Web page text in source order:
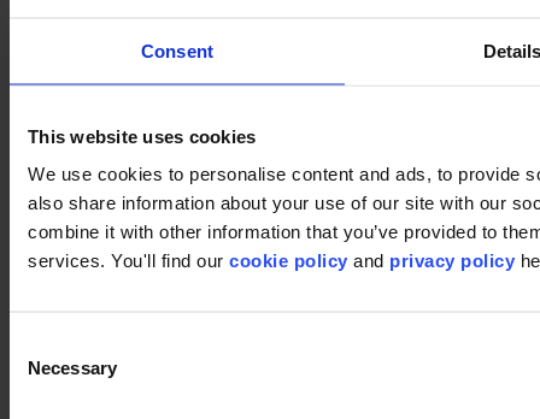
Consent
This website uses cookies
We use cookies to personalise content and ads, to provide
also share information about your use of our site with our
combine it with other information that you’ve provided to
services. You'll find our cookie policy and privacy policy
Selection
Necessary
Footer